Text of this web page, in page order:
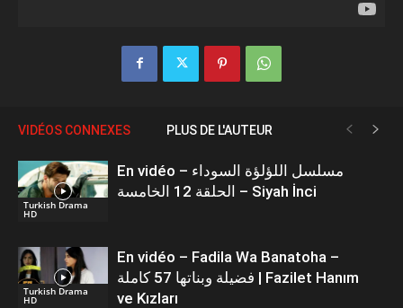
VIDÉOS CONNEXES PLUS DE L'AUTEUR
Turkish Drama
HD
En vidéo – مسلسل اللؤلؤة السوداء
الحلقة 12 الخامسة – Siyah İnci
Turkish Drama
HD
En vidéo – Fadila Wa Banatoha –
فضيلة وبناتها 57 كاملة | Fazilet Hanım
ve Kızları